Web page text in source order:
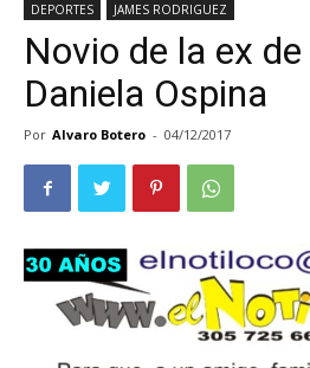
DEPORTES JAMES RODRIGUEZ
Novio de la ex
Daniela Ospina
Por Alvaro Botero - 04/12/2017